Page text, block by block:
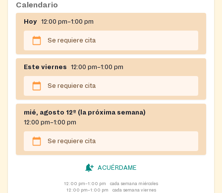
Calendario
Hoy 12:00 pm–1:00 pm
Se requiere cita
Este viernes 12:00 pm–1:00 pm
Se requiere cita
mié, agosto 12º (la próxima semana)
12:00 pm–1:00 pm
Se requiere cita
ACUÉRDAME
12:00 pm–1:00 pm
cada semana miércoles
12:00 pm–1:00 pm
cada semana viernes